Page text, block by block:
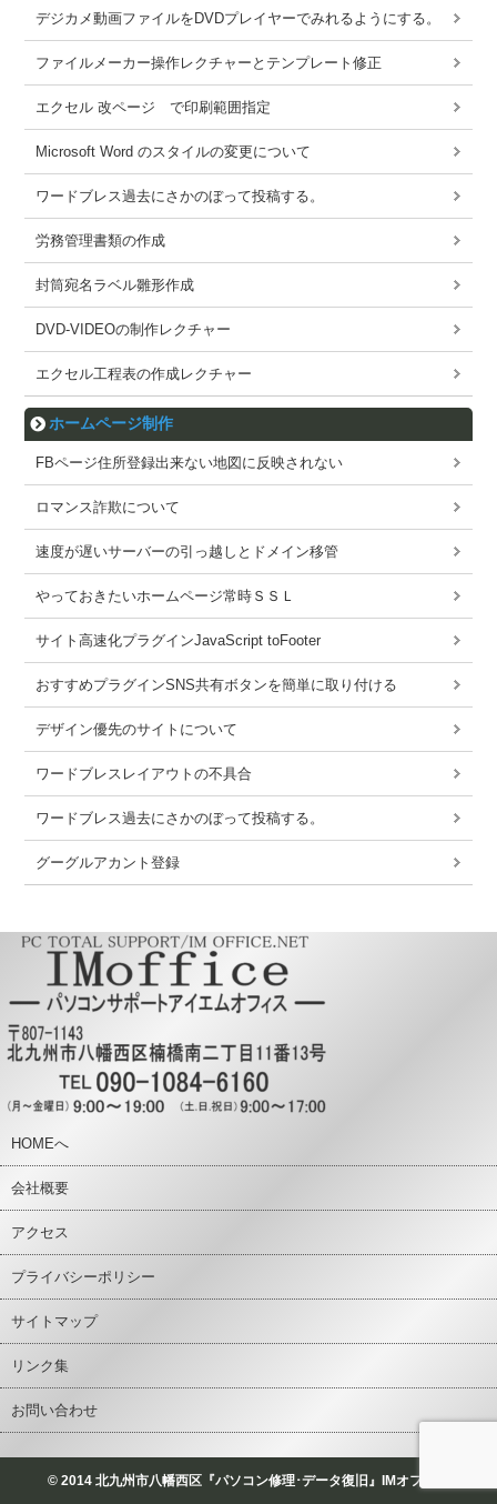
デジカメ動画ファイルをDVDプレイヤーでみれるようにする。
ファイルメーカー操作レクチャーとテンプレート修正
エクセル 改ページ で印刷範囲指定
Microsoft Word のスタイルの変更について
ワードブレス過去にさかのぼって投稿する。
労務管理書類の作成
封筒宛名ラベル雛形作成
DVD-VIDEOの制作レクチャー
エクセル工程表の作成レクチャー
ホームページ制作
FBページ住所登録出来ない地図に反映されない
ロマンス詐欺について
速度が遅いサーバーの引っ越しとドメイン移管
やっておきたいホームページ常時ＳＳＬ
サイト高速化プラグインJavaScript toFooter
おすすめプラグインSNS共有ボタンを簡単に取り付ける
デザイン優先のサイトについて
ワードブレスレイアウトの不具合
ワードブレス過去にさかのぼって投稿する。
グーグルアカント登録
HOMEへ
会社概要
アクセス
プライバシーポリシー
サイトマップ
リンク集
お問い合わせ
© 2014 北九州市八幡西区『パソコン修理･データ復旧』IMオフィス